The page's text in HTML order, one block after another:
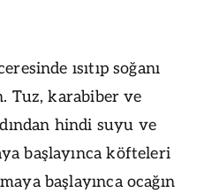
ısıtıp soğanı
Tuz, karabiber ve
hindi suyu ve
başlayınca köfteleri
başlayınca ocağın